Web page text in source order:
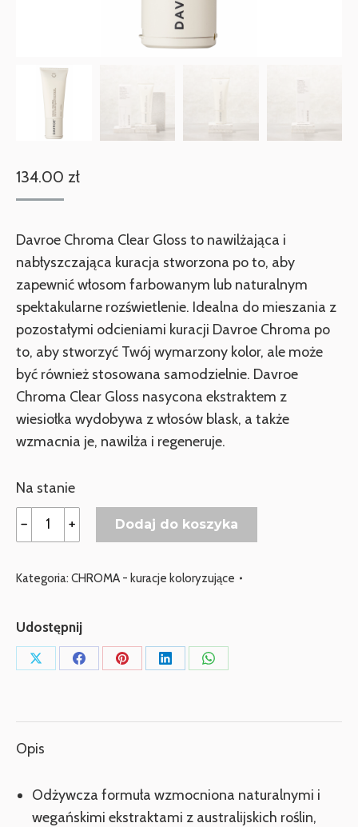
134.00 zł
Davroe Chroma Clear Gloss to nawilżająca i
nabłyszczająca kuracja stworzona po to, aby
zapewnić włosom farbowanym lub naturalnym
spektakularne rozświetlenie. Idealna do mieszania z
pozostałymi odcieniami kuracji Davroe Chroma po
to, aby stworzyć Twój wymarzony kolor, ale może
być również stosowana samodzielnie. Davroe
Chroma Clear Gloss nasycona ekstraktem z
wiesiołka wydobywa z włosów blask, a także
wzmacnia je, nawilża i regeneruje.
Na stanie
DAVROE
Clear
﹣ ﹢ Dodaj do koszyka
Kategoria: CHROMA - kuracje koloryzujące
Udostępnij
UdostępnijUdostępnijUdostępnijUdostępnijUdostępnij
Opis
Odżywcza formuła wzmocniona naturalnymi i
wegańskimi ekstraktami z australijskich roślin,